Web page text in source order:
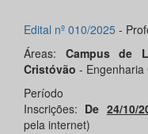
Edital nº 010/2025 -
Áreas: Campus de
Cristóvão - Engenharia
Inscrições: De 24/10/
pela internet)